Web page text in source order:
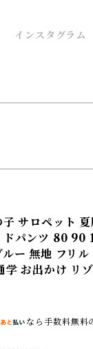
インスタグラム
サロペット
ドパンツ 80 90
ー 無地 フリ
学 お出かけ リ
なら 手数料無料